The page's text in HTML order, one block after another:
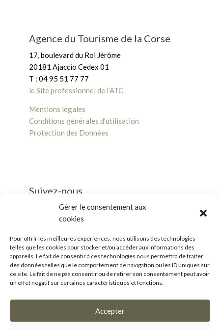
Agence du Tourisme de la Corse
17, boulevard du Roi Jérôme
20181 Ajaccio Cedex 01
T : 04 95 51 77 77
le Site professionnel de l’ATC
Mentions légales
Conditions générales d’utilisation
Protection des Données
Suivez-nous
Business/Mice
Salle de presse
OpenSub
Gérer le consentement aux
cookies
Pour offrir les meilleures expériences, nous utilisons des technologies
telles que les cookies pour stocker et/ou accéder aux informations des
appareils. Le fait de consentir à ces technologies nous permettra de traiter
des données telles que le comportement de navigation ou les ID uniques sur
ce site. Le fait de ne pas consentir ou de retirer son consentement peut avoir
un effet négatif sur certaines caractéristiques et fonctions.
Accepter